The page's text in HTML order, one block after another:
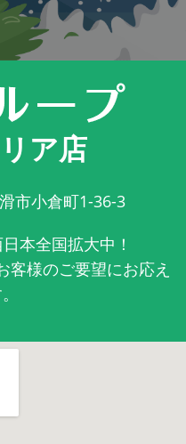
ア店
市小倉町1-36-3
本全国拡大中！
客様のご要望にお応え